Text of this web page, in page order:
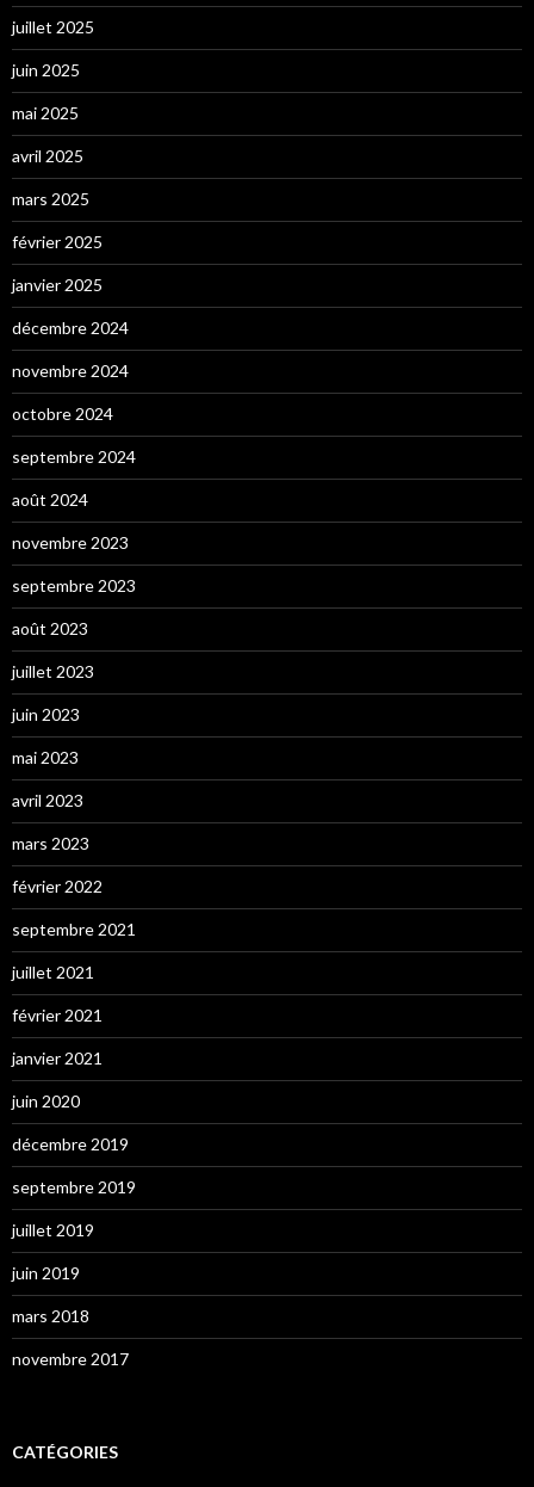
juillet 2025
juin 2025
mai 2025
avril 2025
mars 2025
février 2025
janvier 2025
décembre 2024
novembre 2024
octobre 2024
septembre 2024
août 2024
novembre 2023
septembre 2023
août 2023
juillet 2023
juin 2023
mai 2023
avril 2023
mars 2023
février 2022
septembre 2021
juillet 2021
février 2021
janvier 2021
juin 2020
décembre 2019
septembre 2019
juillet 2019
juin 2019
mars 2018
novembre 2017
CATÉGORIES